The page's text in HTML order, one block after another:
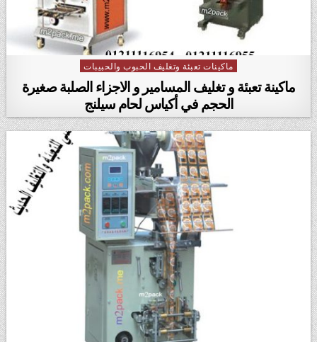
Posted in
ماكينات تعبئة وتغليف الحبوب والحبيبات
ماكينة تعبئة و تغليف المسامير و الاجزاء الصلبة صغيرة
الحجم في أكياس لحام سيلنج